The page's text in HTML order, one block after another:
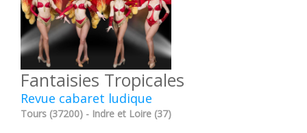
Fantaisies Tropicales
Revue cabaret ludique
Tours (37200) - Indre et Loire (37)